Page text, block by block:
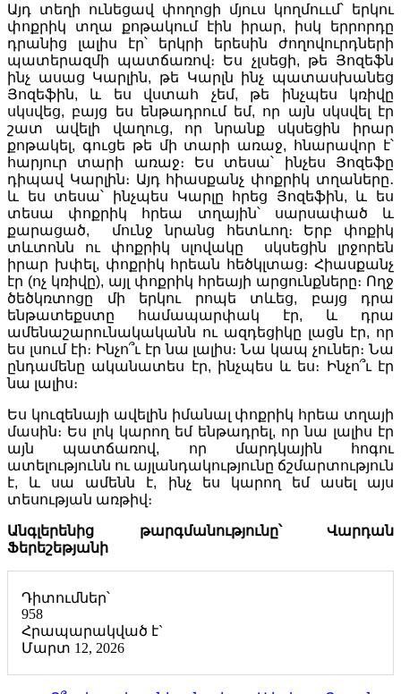
Այդ տեղի ունեցավ փողոցի մյուս կողմոււմ՝ երկու
փոքրիկ տղա քոթակում էին իրար, իսկ երրորդը
դրանից լալիս էր՝ երկրի երեսին ժողովուրդների
պատերազմի պատճառով։ Ես չլսեցի, թե Յոզեֆն
ինչ ասաց Կարլին, թե Կարլն ինչ պատասխանեց
Յոզեֆին, և ես վստահ չեմ, թե ինչպես կռիվը
սկսվեց, բայց ես ենթադրում եմ, որ այն սկսվել էր
շատ ավելի վաղուց, որ նրանք սկսեցին իրար
քոթակել, գուցե թե մի տարի առաջ, հնարավոր է՝
հարյուր տարի առաջ։ Ես տեսա՝ ինչես Յոզեֆը
դիպավ Կարլին։ Այդ հիասքանչ փոքրիկ տղաները․
և ես տեսա՝ ինչպես Կարլը հրեց Յոզեֆին, և ես
տեսա փոքրիկ հրեա տղային՝ սարսափած և
քարացած, մունջ նրանց հետևող։ Երբ փոքիկ
տևտոնն ու փոքրիկ սլովակը սկսեցին լրջորեն
իրար խփել, փոքրիկ հրեան հեծկլտաց։ Հիասքանչ
էր (ոչ կռիվը), այլ փոքրիկ հրեայի արցունքները։ Ողջ
ծեծկռտոցը մի երկու րոպե տևեց, բայց դրա
ենթատեքստը համապարփակ էր, և դրա
ամենաշարունակականն ու ազդեցիկը լացն էր, որ
ես լսում էի։ Ինչո՞ւ էր նա լալիս։ Նա կապ չուներ։ Նա
ընդամենը ականատես էր, ինչպես և ես։ Ինչո՞ւ էր
նա լալիս։
Ես կուզենայի ավելին իմանալ փոքրիկ հրեա տղայի
մասին։ Ես լոկ կարող եմ ենթադրել, որ նա լալիս էր
այն պատճառով, որ մարդկային հոգու
ատելությունն ու այլանդակությունը ճշմարտություն
է, և սա ամենն է, ինչ ես կարող եմ ասել այս
տեսության առթիվ։
Անգլերենից թարգմանությունը՝ Վարդան
Ֆերեշեթյանի
Դիտումներ՝
958
Հրապարակված է`
Մարտ 12, 2026